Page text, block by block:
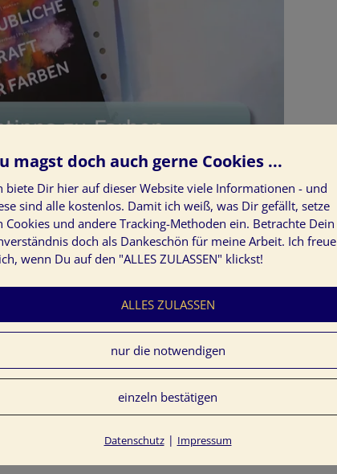
für Bücher über Farben)
Tine Kocourekin
Bücher + Zeitschriften
& Emotion,Farbenfreude,Farbenfroh,Farbkreise,
magst doch auch gerne Cookies ...
biete Dir hier auf dieser Website viele Informationen - und
sind alle kostenlos. Damit ich weiß, was Dir gefällt, setze
Cookies und andere Tracking-Methoden ein. Betrachte Dein
doch als Dankeschön für meine Arbeit. Ich freue
wenn Du auf den "ALLES ZULASSEN" klickst!
ALLES ZULASSEN
nur die notwendigen
einzeln bestätigen
Datenschutz| Impressum